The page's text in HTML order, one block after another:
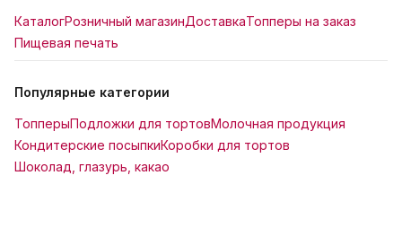
КаталогРозничный магазинДоставкаТопперы на заказ
Пищевая печать
Популярные категории
ТопперыПодложки для тортовМолочная продукция
Кондитерские посыпкиКоробки для тортов
Шоколад, глазурь, какао